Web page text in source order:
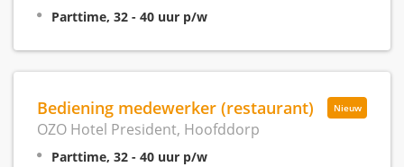
Parttime, 32 - 40 uur p/w
Nieuw
Bediening medewerker (restaurant)
OZO Hotel President, Hoofddorp
Parttime, 32 - 40 uur p/w